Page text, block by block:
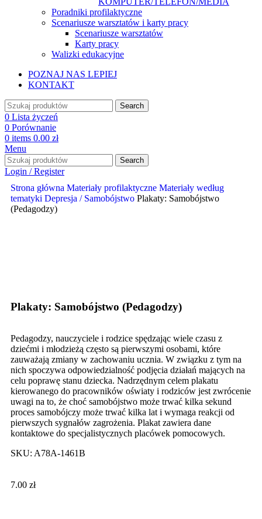
Poradniki profilaktyczne
Scenariusze warsztatów i karty pracy
Scenariusze warsztatów
Karty pracy
Walizki edukacyjne
POZNAJ NAS LEPIEJ
KONTAKT
Search
0 Lista życzeń
0 Porównanie
0 items 0.00 zł
Menu
Search
Login / Register
Strona główna Materiały profilaktyczne Materiały według
tematyki Depresja / Samobójstwo Plakaty: Samobójstwo
(Pedagodzy)
Plakaty: Samobójstwo (Pedagodzy)
Pedagodzy, nauczyciele i rodzice spędzając wiele czasu z
dziećmi i młodzieżą często są pierwszymi osobami, które
zauważają zmiany w zachowaniu ucznia. W związku z tym na
nich spoczywa odpowiedzialność podjęcia działań mających na
celu poprawę stanu dziecka. Nadrzędnym celem plakatu
kierowanego do pracowników oświaty i rodziców jest zwrócenie
uwagi na to, że choć samobójstwo może trwać kilka sekund
proces samobójczy może trwać kilka lat i wymaga reakcji od
pierwszych sygnałów zagrożenia. Plakat zawiera dane
kontaktowe do specjalistycznych placówek pomocowych.
SKU: A78A-1461B
7.00 zł